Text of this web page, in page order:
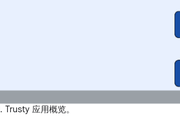
. Trusty 应用概览。